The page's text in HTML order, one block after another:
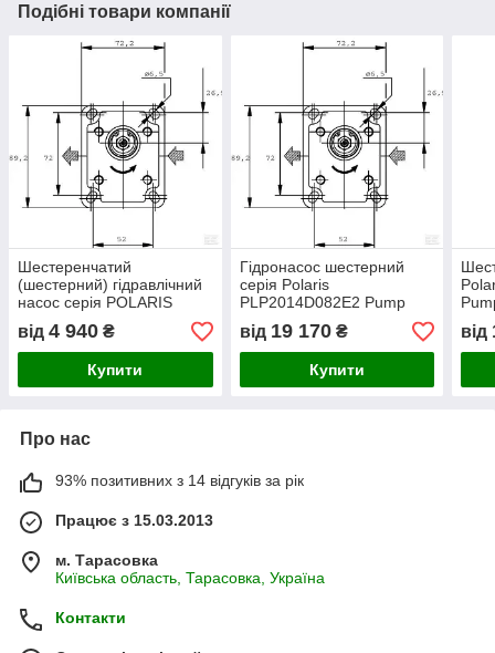
Подібні товари компанії
Шестеренчатий
(шестерний) гідравлічний
насос серія POLARIS
PLP10.2 D0-81E1-LBB/BA-
N Casappa
від 4 940 ₴
Купити
Гідронасос шестерний
серія Polaris
PLP2014D082E2 Pump
PLP20.14D0-82E2-LEB/EA-
N CASAPPA
від 19 170₴
Купити
від
Про нас
93% позитивних з 14 відгуків за рік
Працює з 15.03.2013
м. Тарасовка
Київська область, Тарасовка, Україна
Контакти